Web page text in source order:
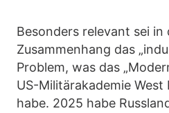
Besonders relevant sei in
Zusammenhang das
Problem, was das
US-Militärakademie
habe. 2025 habe